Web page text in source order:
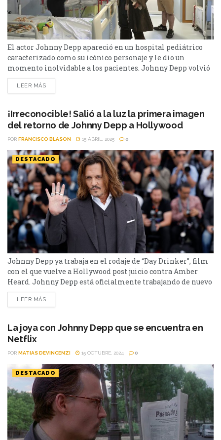
El actor Johnny Depp apareció en un hospital pediátrico
caracterizado como su icónico personaje y le dio un
momento inolvidable a los pacientes. Johnny Depp volvió
a meterse en la piel de Jack Sparrow, el inolvidable
capitán de Piratas del Caribe, pero esta vez no fue para una
estadounidense visitó el Hospital...
LEER MÁS
¡Irreconocible! Salió a la luz la primera imagen
del retorno de Johnny Depp a Hollywood
POR FRANCISCO BLASON 15 ABRIL, 2025 0
DESTACADO
Johnny Depp ya trabaja en el rodaje de “Day Drinker”, film
con el que vuelve a Hollywood post juicio contra Amber
Heard. Johnny Depp está oficialmente trabajando de nuevo
para una producción Hollywoodense. El reconocido actor,
que le dio vida a personajes icónicos como Jack Sparrow,
protagonizará con Penélope Cruz y...
LEER MÁS
La joya con Johnny Depp que se encuentra en
Netflix
POR MATIAS DEVINCENZI 15 OCTUBRE, 2024 0
DESTACADO